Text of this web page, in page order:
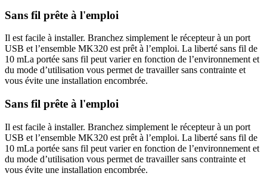
Sans fil prête à l'emploi
Il est facile à installer. Branchez simplement le récepteur à un port
USB et l’ensemble MK320 est prêt à l’emploi. La liberté sans fil de
10 mLa portée sans fil peut varier en fonction de l’environnement et
du mode d’utilisation vous permet de travailler sans contrainte et
vous évite une installation encombrée.
Sans fil prête à l'emploi
Il est facile à installer. Branchez simplement le récepteur à un port
USB et l’ensemble MK320 est prêt à l’emploi. La liberté sans fil de
10 mLa portée sans fil peut varier en fonction de l’environnement et
du mode d’utilisation vous permet de travailler sans contrainte et
vous évite une installation encombrée.